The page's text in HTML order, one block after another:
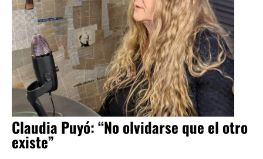
Claudia Puyó: “No olvidarse que el otro
existe”